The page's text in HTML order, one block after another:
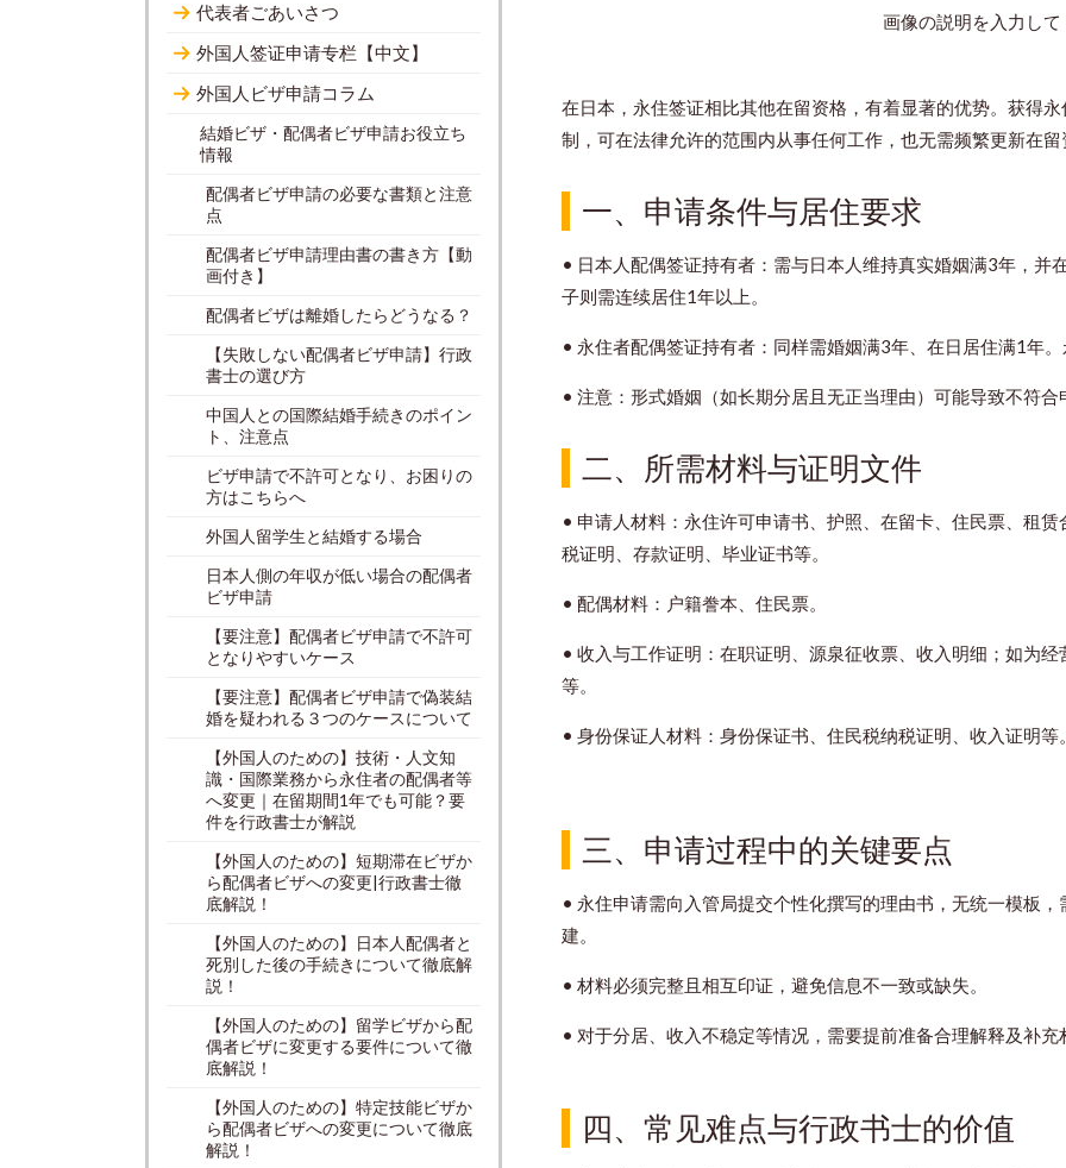
画像の説明を入力し
在日本，永住签证相比其他在留资格，有着显著的优势。获得
制，可在法律允许的范围内从事任何工作，也无需频繁更新在留
一、申请条件与居住要求
• 日本人配偶签证持有者：需与日本人维持真实婚姻满3年，并
子则需连续居住1年以上。
• 永住者配偶签证持有者：同样需婚姻满3年、在日居住满1年
• 注意：形式婚姻（如长期分居且无正当理由）可能导致不符合
二、所需材料与证明文件
• 申请人材料：永住许可申请书、护照、在留卡、住民票、租
税证明、存款证明、毕业证书等。
• 配偶材料：户籍誊本、住民票。
• 收入与工作证明：在职证明、源泉征收票、收入明细；如为
等。
• 身份保证人材料：身份保证书、住民税纳税证明、收入证明等
三、申请过程中的关键要点
• 永住申请需向入管局提交个性化撰写的理由书，无统一模板
建。
• 材料必须完整且相互印证，避免信息不一致或缺失。
• 对于分居、收入不稳定等情况，需要提前准备合理解释及补
四、常见难点与行政书士的价值
代表者ごあいさつ
外国人签证申请专栏【中文】
外国人ビザ申請コラム
結婚ビザ・配偶者ビザ申請お役立ち
情報
配偶者ビザ申請の必要な書類と注意
点
配偶者ビザ申請理由書の書き方【動
画付き】
配偶者ビザは離婚したらどうなる？
【失敗しない配偶者ビザ申請】行政
書士の選び方
中国人との国際結婚手続きのポイン
ト、注意点
ビザ申請で不許可となり、お困りの
方はこちらへ
外国人留学生と結婚する場合
日本人側の年収が低い場合の配偶者
ビザ申請
【要注意】配偶者ビザ申請で不許可
となりやすいケース
【要注意】配偶者ビザ申請で偽装結
婚を疑われる３つのケースについて
【外国人のための】技術・人文知
識・国際業務から永住者の配偶者等
へ変更｜在留期間1年でも可能？要
件を行政書士が解説
【外国人のための】短期滞在ビザか
ら配偶者ビザへの変更|行政書士徹
底解説！
【外国人のための】日本人配偶者と
死別した後の手続きについて徹底解
説！
【外国人のための】留学ビザから配
偶者ビザに変更する要件について徹
底解説！
【外国人のための】特定技能ビザか
ら配偶者ビザへの変更について徹底
解説！